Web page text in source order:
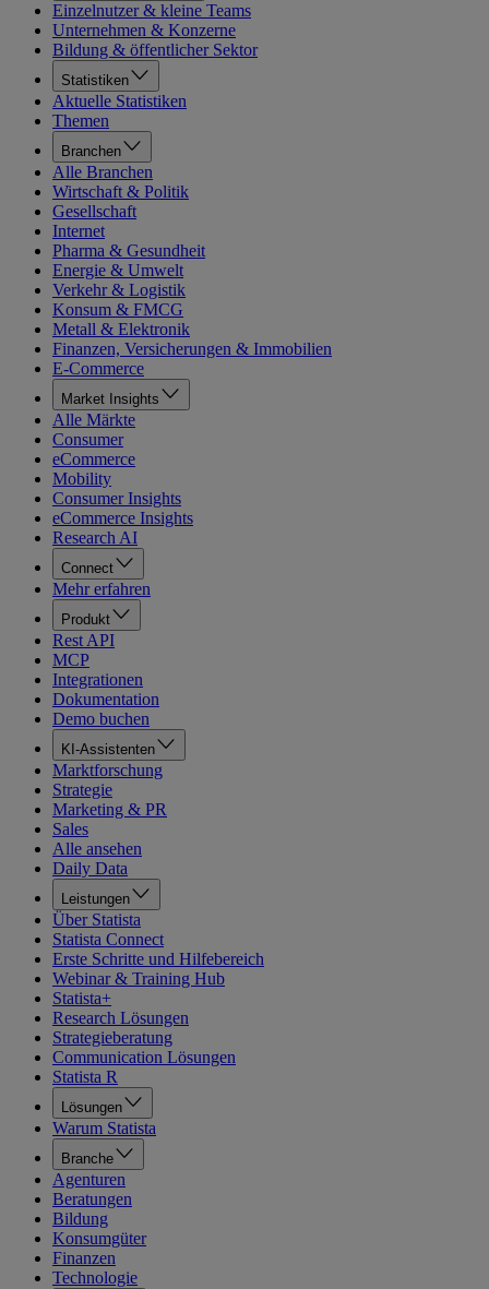
Einzelnutzer & kleine Teams
Unternehmen & Konzerne
Bildung & öffentlicher Sektor
Statistiken
Aktuelle Statistiken
Themen
Branchen
Alle Branchen
Wirtschaft & Politik
Gesellschaft
Internet
Pharma & Gesundheit
Energie & Umwelt
Verkehr & Logistik
Konsum & FMCG
Metall & Elektronik
Finanzen, Versicherungen & Immobilien
E-Commerce
Market Insights
Alle Märkte
Consumer
eCommerce
Mobility
Consumer Insights
eCommerce Insights
Research AI
Connect
Mehr erfahren
Produkt
Rest API
MCP
Integrationen
Dokumentation
Demo buchen
KI-Assistenten
Marktforschung
Strategie
Marketing & PR
Sales
Alle ansehen
Daily Data
Leistungen
Über Statista
Statista Connect
Erste Schritte und Hilfebereich
Webinar & Training Hub
Statista+
Research Lösungen
Strategieberatung
Communication Lösungen
Statista R
Lösungen
Warum Statista
Branche
Agenturen
Beratungen
Bildung
Konsumgüter
Finanzen
Technologie